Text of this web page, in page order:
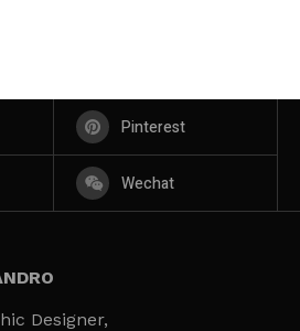
Pinterest
Wechat
Designer,